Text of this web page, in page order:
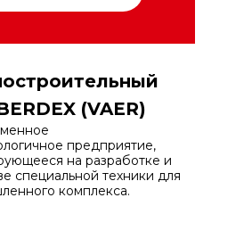
(VAER)
предприятие,
на разработке и
специальной техники для
комплекса.